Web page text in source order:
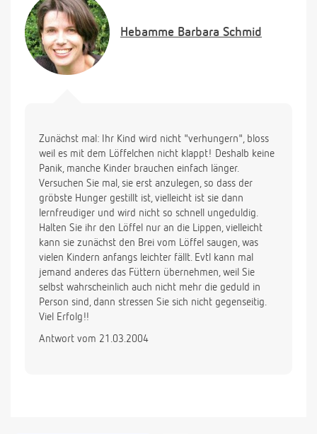
Hebamme Barbara Schmid
Zunächst mal: Ihr Kind wird nicht "verhungern", bloss
weil es mit dem Löffelchen nicht klappt! Deshalb keine
Panik, manche Kinder brauchen einfach länger.
Versuchen Sie mal, sie erst anzulegen, so dass der
gröbste Hunger gestillt ist, vielleicht ist sie dann
lernfreudiger und wird nicht so schnell ungeduldig.
Halten Sie ihr den Löffel nur an die Lippen, vielleicht
kann sie zunächst den Brei vom Löffel saugen, was
vielen Kindern anfangs leichter fällt. Evtl kann mal
jemand anderes das Füttern übernehmen, weil Sie
selbst wahrscheinlich auch nicht mehr die geduld in
Person sind, dann stressen Sie sich nicht gegenseitig.
Viel Erfolg!!
Antwort vom 21.03.2004